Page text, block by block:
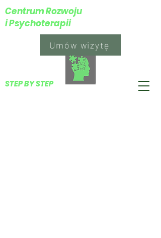
​STEP BY STEP
Umów wizytę
Centrum Rozwoju
i Psychoterapii